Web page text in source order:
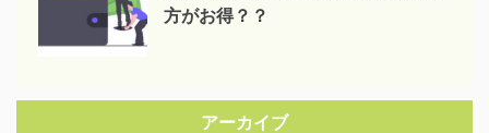
方がお得？？
アーカイブ